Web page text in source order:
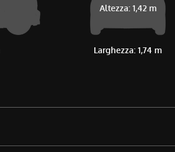
Altezza: 1,42 m
Larghezza: 1,74 m